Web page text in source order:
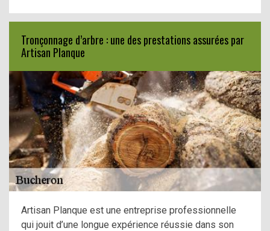
Tronçonnage d’arbre : une des prestations assurées par
Artisan Planque
Artisan Planque est une entreprise professionnelle
qui jouit d’une longue expérience réussie dans son